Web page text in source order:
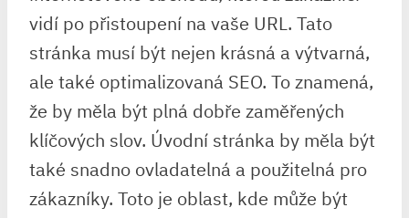
vidí po přistoupení na vaše URL. Tato
stránka musí být nejen krásná a výtvarná,
ale také optimalizovaná SEO. To znamená,
že by měla být plná dobře zaměřených
klíčových slov. Úvodní stránka by měla být
také snadno ovladatelná a použitelná pro
zákazníky. Toto je oblast, kde může být